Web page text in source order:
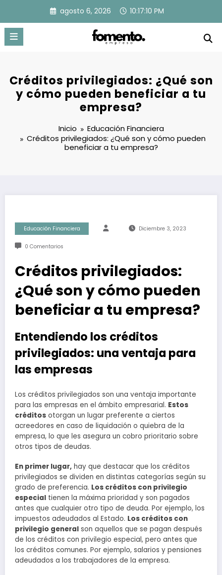
contenido
agosto 6, 2026 10:17:10 PM
Créditos privilegiados: ¿Qué son
y cómo pueden beneficiar a tu
empresa?
Inicio
Educación Financiera
Créditos privilegiados: ¿Qué son y cómo pueden
beneficiar a tu empresa?
Educación Financiera Diciembre 3, 2023
0 Comentarios
Créditos privilegiados:
¿Qué son y cómo pueden
beneficiar a tu empresa?
Entendiendo los créditos
privilegiados: una ventaja para
las empresas
Los créditos privilegiados son una ventaja importante
para las empresas en el ámbito empresarial. Estos
créditos otorgan un lugar preferente a ciertos
acreedores en caso de liquidación o quiebra de la
empresa, lo que les asegura un cobro prioritario sobre
otros tipos de deudas.
En primer lugar, hay que destacar que los créditos
privilegiados se dividen en distintas categorías según su
grado de preferencia. Los créditos con privilegio
especial tienen la máxima prioridad y son pagados
antes que cualquier otro tipo de deuda. Por ejemplo, los
impuestos adeudados al Estado. Los créditos con
privilegio general son aquellos que se pagan después
de los créditos con privilegio especial, pero antes que
los créditos comunes. Por ejemplo, salarios y pensiones
adeudados a los trabajadores de la empresa.